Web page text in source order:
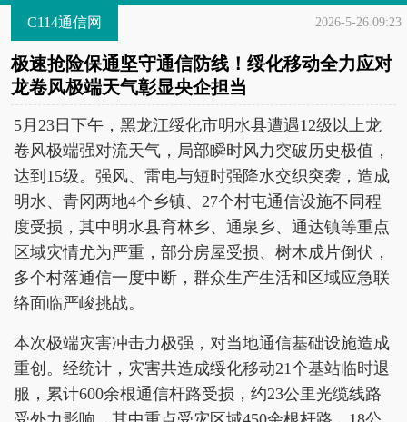
C114通信网 2026-5-26 09:23
极速抢险保通坚守通信防线！绥化移动全力应对
龙卷风极端天气彰显央企担当
5月23日下午，黑龙江绥化市明水县遭遇12级以上龙
卷风极端强对流天气，局部瞬时风力突破历史极值，
达到15级。强风、雷电与短时强降水交织突袭，造成
明水、青冈两地4个乡镇、27个村屯通信设施不同程
度受损，其中明水县育林乡、通泉乡、通达镇等重点
区域灾情尤为严重，部分房屋受损、树木成片倒伏，
多个村落通信一度中断，群众生产生活和区域应急联
络面临严峻挑战。
本次极端灾害冲击力极强，对当地通信基础设施造成
重创。经统计，灾害共造成绥化移动21个基站临时退
服，累计600余根通信杆路受损，约23公里光缆线路